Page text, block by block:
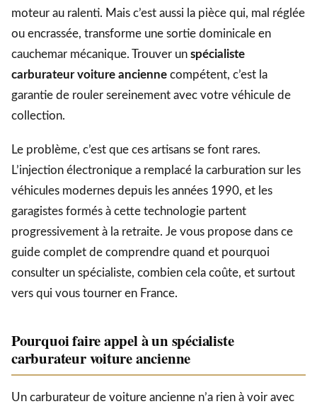
moteur au ralenti. Mais c’est aussi la pièce qui, mal réglée
ou encrassée, transforme une sortie dominicale en
cauchemar mécanique. Trouver un spécialiste
carburateur voiture ancienne compétent, c’est la
garantie de rouler sereinement avec votre véhicule de
collection.
Le problème, c’est que ces artisans se font rares.
L’injection électronique a remplacé la carburation sur les
véhicules modernes depuis les années 1990, et les
garagistes formés à cette technologie partent
progressivement à la retraite. Je vous propose dans ce
guide complet de comprendre quand et pourquoi
consulter un spécialiste, combien cela coûte, et surtout
vers qui vous tourner en France.
Pourquoi faire appel à un spécialiste
carburateur voiture ancienne
Un carburateur de voiture ancienne n’a rien à voir avec